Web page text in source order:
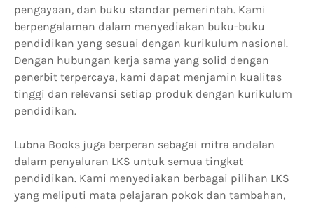
pengayaan, dan buku standar pemerintah. Kami
berpengalaman dalam menyediakan buku-buku
pendidikan yang sesuai dengan kurikulum nasional.
Dengan hubungan kerja sama yang solid dengan
penerbit terpercaya, kami dapat menjamin kualitas
tinggi dan relevansi setiap produk dengan kurikulum
pendidikan.
Lubna Books juga berperan sebagai mitra andalan
dalam penyaluran LKS untuk semua tingkat
pendidikan. Kami menyediakan berbagai pilihan LKS
yang meliputi mata pelajaran pokok dan tambahan,